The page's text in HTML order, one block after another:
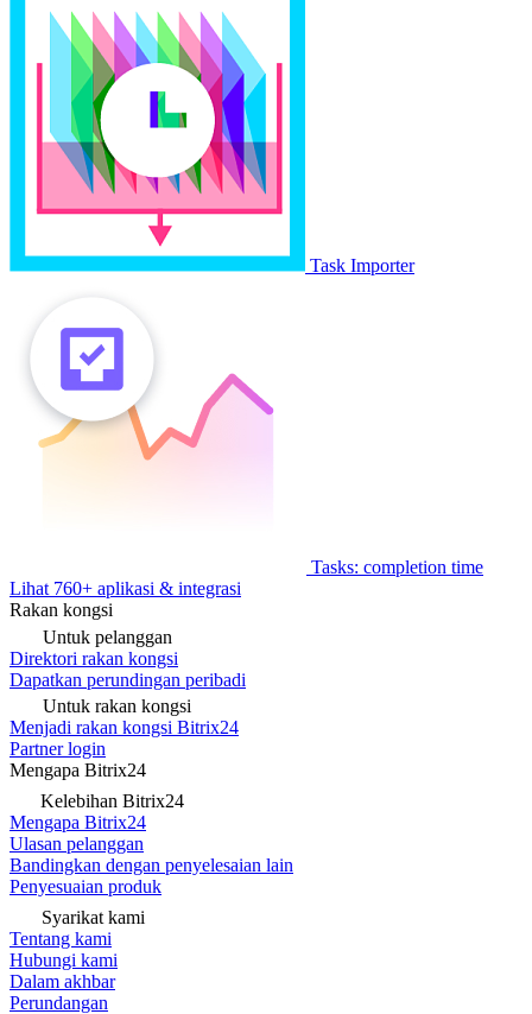
Task Importer
Tasks: completion time
Lihat 760+ aplikasi & integrasi
Rakan kongsi
Untuk pelanggan
Direktori rakan kongsi
Dapatkan perundingan peribadi
Untuk rakan kongsi
Menjadi rakan kongsi Bitrix24
Partner login
Mengapa Bitrix24
Kelebihan Bitrix24
Mengapa Bitrix24
Ulasan pelanggan
Bandingkan dengan penyelesaian lain
Penyesuaian produk
Syarikat kami
Tentang kami
Hubungi kami
Dalam akhbar
Perundangan